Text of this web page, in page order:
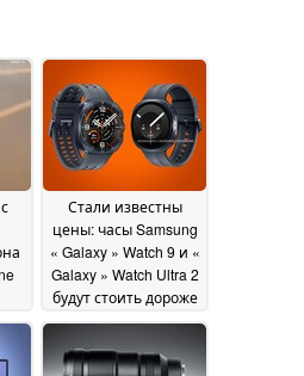
Стали известны
цены: часы Samsung
« Galaxy » Watch 9 и «
Galaxy » Watch Ultra 2
будут стоить дороже
03 July 2026